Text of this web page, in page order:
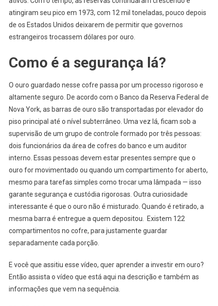
atingiram seu pico em 1973, com 12 mil toneladas, pouco depois
de os Estados Unidos deixarem de permitir que governos
estrangeiros trocassem dólares por ouro.
Como é a segurança lá?
O ouro guardado nesse cofre passa por um processo rigoroso e
altamente seguro. De acordo com o Banco da Reserva Federal de
Nova York, as barras de ouro são transportadas por elevador do
piso principal até o nível subterrâneo. Uma vez lá, ficam sob a
supervisão de um grupo de controle formado por três pessoas:
dois funcionários da área de cofres do banco e um auditor
interno. Essas pessoas devem estar presentes sempre que o
ouro for movimentado ou quando um compartimento for aberto,
mesmo para tarefas simples como trocar uma lâmpada — isso
garante segurança e custódia rigorosas. Outra curiosidade
interessante é que o ouro não é misturado. Quando é retirado, a
mesma barra é entregue a quem depositou. Existem 122
compartimentos no cofre, para justamente guardar
separadamente cada porção.
E você que assitiu esse vídeo, quer aprender a investir em ouro?
Então assista o vídeo que está aqui na descrição e também as
informações que vem na sequência.